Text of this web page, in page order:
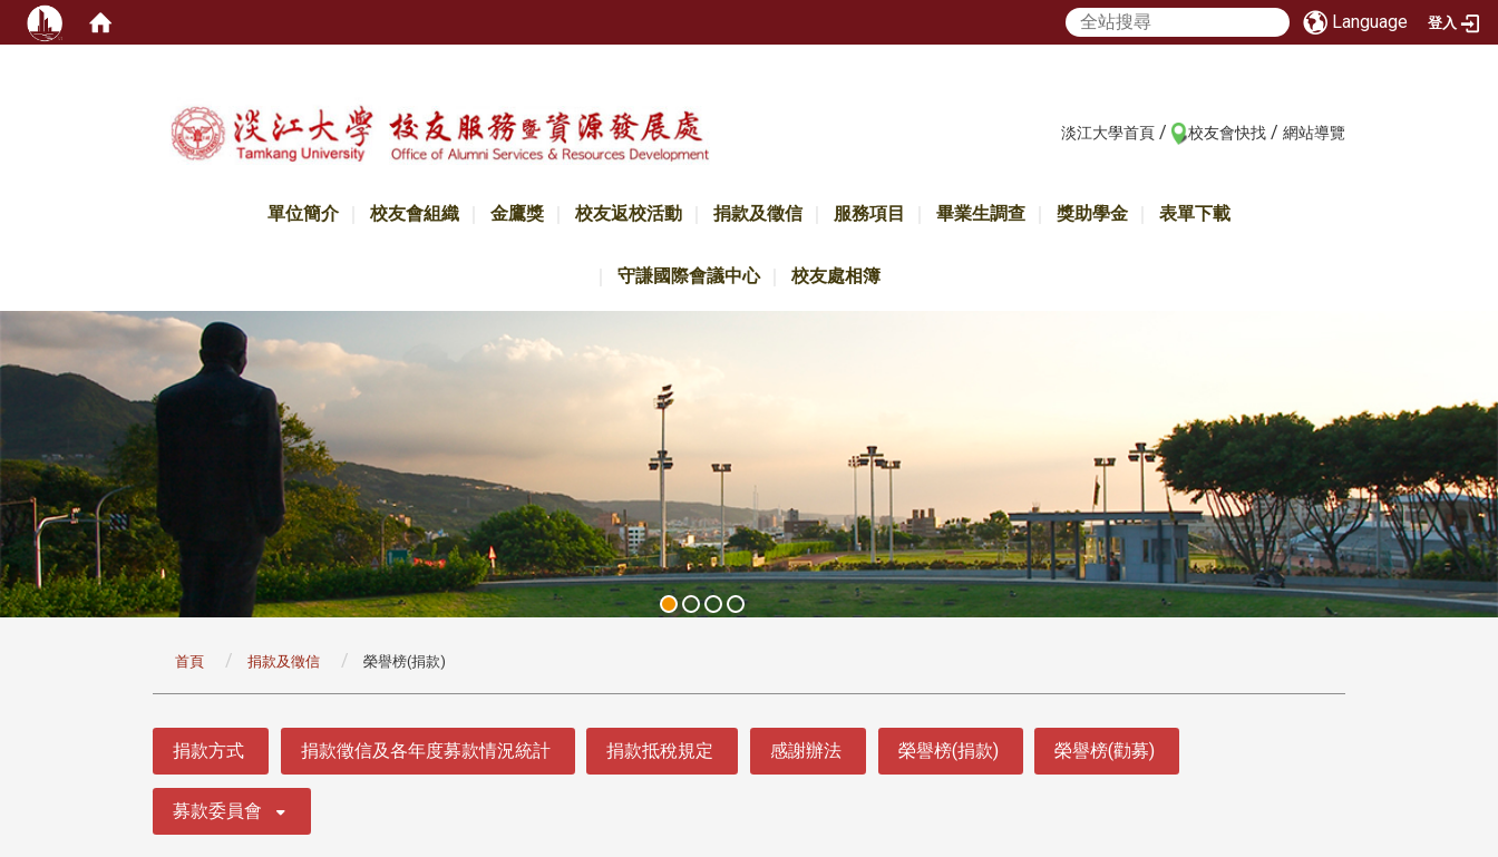
Language 登入
淡江大學首頁 / 校友會快找 / 網站導覽
單位簡介 校友會組織 金鷹獎 校友返校活動 捐款及徵信 服務項目 畢業生調查 獎助學金 表單下載
守謙國際會議中心 校友處相簿
首頁 捐款及徵信 榮譽榜(捐款)
捐款方式 捐款徵信及各年度募款情況統計 捐款抵稅規定 感謝辦法 榮譽榜(捐款) 榮譽榜(勸募)
募款委員會